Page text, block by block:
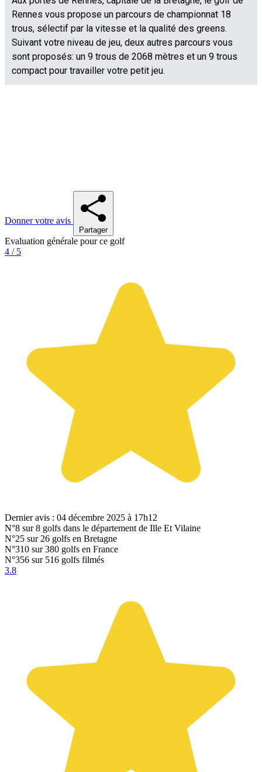
Donner votre avis
Partager
Evaluation générale pour ce golf
4 / 5
Dernier avis : 04 décembre 2025 à 17h12
N°8 sur 8 golfs dans le département de Ille Et Vilaine
N°25 sur 26 golfs en Bretagne
N°310 sur 380 golfs en France
N°356 sur 516 golfs filmés
3.8